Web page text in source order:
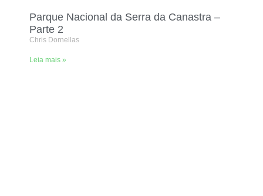
Parque Nacional da Serra da Canastra –
Parte 2
Chris Dornellas
Leia mais »